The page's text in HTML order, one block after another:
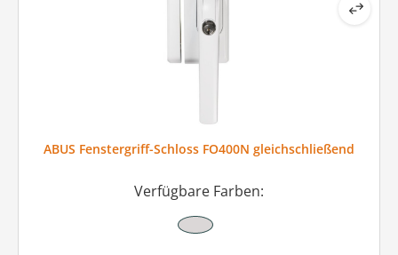
ABUS Fenstergriff-Schloss FO400N gleichschließend
Verfügbare Farben: